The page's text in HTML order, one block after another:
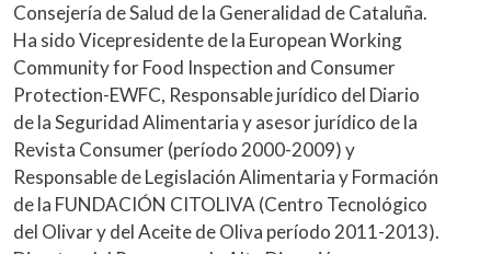
Consejería de Salud de la Generalidad de Cataluña.
Ha sido Vicepresidente de la European Working
Community for Food Inspection and Consumer
Protection-EWFC, Responsable jurídico del Diario
de la Seguridad Alimentaria y asesor jurídico de la
Revista Consumer (período 2000-2009) y
Responsable de Legislación Alimentaria y Formación
de la FUNDACIÓN CITOLIVA (Centro Tecnológico
del Olivar y del Aceite de Oliva período 2011-2013).